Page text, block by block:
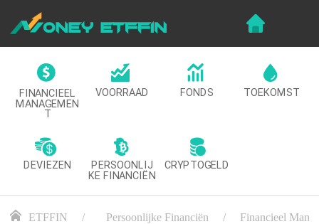
FINANCIEEL
MANAGEMEN
T
VOORRAAD FONDS TOEKOMST
DEVIEZEN PERSOONLIJ
KE FINANCIËN
CRYPTOGELD
ETFFIN Persoonlijke Financiën Financieel